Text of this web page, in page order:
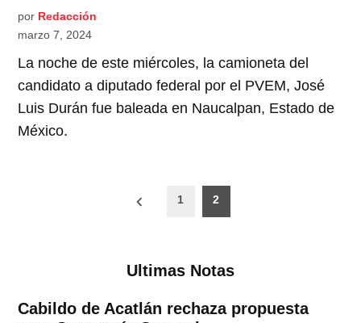
por Redacción
marzo 7, 2024
La noche de este miércoles, la camioneta del
candidato a diputado federal por el PVEM, José
Luis Durán fue baleada en Naucalpan, Estado de
México.
1 2
Ultimas Notas
Cabildo de Acatlán rechaza propuesta